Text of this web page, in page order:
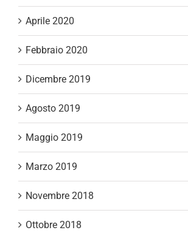
Aprile 2020
Febbraio 2020
Dicembre 2019
Agosto 2019
Maggio 2019
Marzo 2019
Novembre 2018
Ottobre 2018